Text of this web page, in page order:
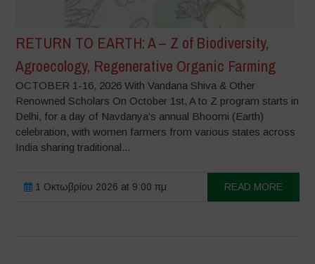
RETURN TO EARTH: A – Z of Biodiversity,
Agroecology, Regenerative Organic Farming
OCTOBER 1-16, 2026 With Vandana Shiva & Other
Renowned Scholars On October 1st, A to Z program starts in
Delhi, for a day of Navdanya’s annual Bhoomi (Earth)
celebration, with women farmers from various states across
India sharing traditional...
1 Οκτωβρίου 2026 at 9:00 πμ READ MORE